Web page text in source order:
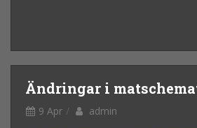
Ändringar i
9 Apr admin